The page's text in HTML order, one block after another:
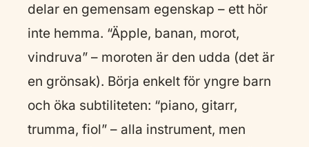
delar en gemensam egenskap – ett hör
inte hemma. “Äpple, banan, morot,
vindruva” – moroten är den udda (det är
en grönsak). Börja enkelt för yngre barn
och öka subtiliteten: “piano, gitarr,
trumma, fiol” – alla instrument, men